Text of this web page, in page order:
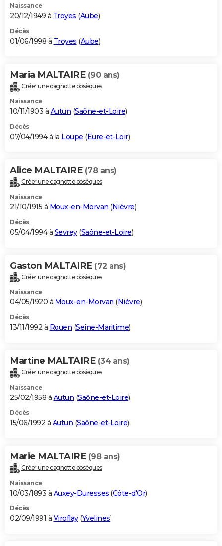
Naissance
20/12/1949 à Troyes (Aube)
Décès
01/06/1998 à Troyes (Aube)
Maria MALTAIRE (90 ans)
Créer une cagnotte obsèques
Naissance
10/11/1903 à Autun (Saône-et-Loire)
Décès
07/04/1994 à la Loupe (Eure-et-Loir)
Alice MALTAIRE (78 ans)
Créer une cagnotte obsèques
Naissance
21/10/1915 à Moux-en-Morvan (Nièvre)
Décès
05/04/1994 à Sevrey(Saône-et-Loire)
Gaston MALTAIRE (72 ans)
Créer une cagnotte obsèques
Naissance
04/05/1920 à Moux-en-Morvan (Nièvre)
Décès
13/11/1992 à Rouen (Seine-Maritime)
Martine MALTAIRE (34 ans)
Créer une cagnotte obsèques
Naissance
25/02/1958 à Autun (Saône-et-Loire)
Décès
15/06/1992 à Autun (Saône-et-Loire)
Marie MALTAIRE (98 ans)
Créer une cagnotte obsèques
Naissance
10/03/1893 à Auxey-Duresses (Côte-d'Or)
Décès
02/09/1991 à Viroflay(Yvelines)